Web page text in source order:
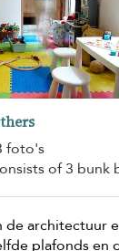
foto's
of 3 bunk
de architectuur
plafonds en